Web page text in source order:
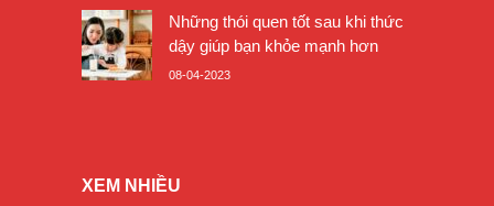
Những thói quen tốt sau khi thức
dậy giúp bạn khỏe mạnh hơn
08-04-2023
XEM NHIỀU